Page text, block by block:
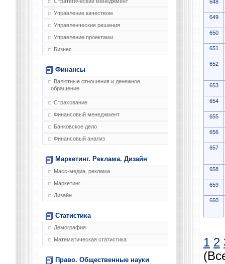
Управление качеством
Управленческие решения
Управление проектами
Бизнес
Финансы
Валютные отношения и денежное
обращение
Страхование
Финансовый менеджмент
Банковское дело
Финансовый анализ
Маркетинг. Реклама. Дизайн
Масс-медиа, реклама
Маркетинг
Дизайн
Статистика
Демография
Математическая статистика
Право. Общественные науки
648
649
650
651
652
653
654
655
656
657
658
659
660
1 2